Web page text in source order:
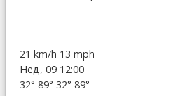
21 km/h 13 mph
Нед, 09 12:00
32° 89° 32° 89°